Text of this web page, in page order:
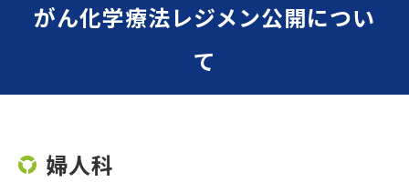
がん化学療法レジメン公開につい
て
婦人科